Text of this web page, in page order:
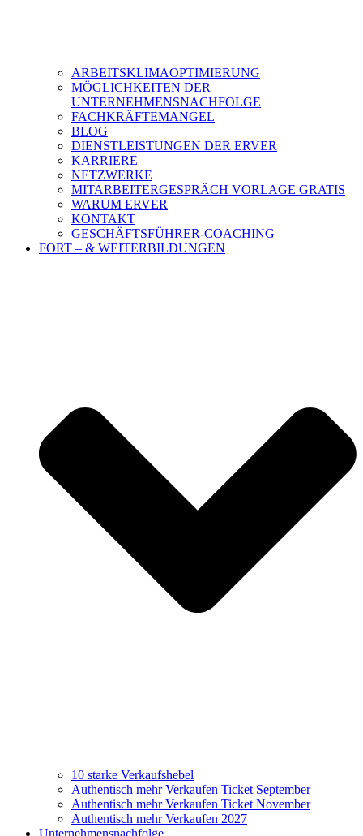
ARBEITSKLIMAOPTIMIERUNG
MÖGLICHKEITEN DER
UNTERNEHMENSNACHFOLGE
FACHKRÄFTEMANGEL
BLOG
DIENSTLEISTUNGEN DER ERVER
KARRIERE
NETZWERKE
MITARBEITERGESPRÄCH VORLAGE GRATIS
WARUM ERVER
KONTAKT
GESCHÄFTSFÜHRER-COACHING
FORT – & WEITERBILDUNGEN
10 starke Verkaufshebel
Authentisch mehr Verkaufen Ticket September
Authentisch mehr Verkaufen Ticket November
Authentisch mehr Verkaufen 2027